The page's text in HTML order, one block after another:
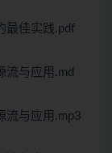
最佳实践.pdf
流与应用.md
流与应用.mp3